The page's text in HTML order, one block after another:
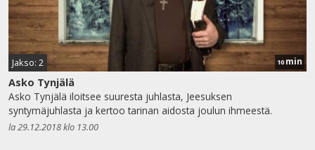
Jakso: 2 10 min
Asko Tynjälä
Asko Tynjälä iloitsee suuresta juhlasta, Jeesuksen
syntymäjuhlasta ja kertoo tarinan aidosta joulun ihmeestä.
la 29.12.2018 klo 13.00